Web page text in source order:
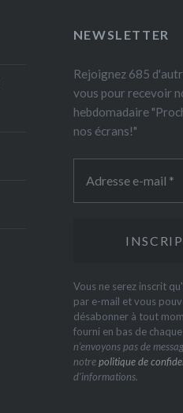
NEWSLETTER
Rejoignez 685
vous pour recevoir
hebdomadaire
nos écrans!"
Vous ne serez inscrit
par e-mail et vous
désabonner à tout
fourni en bas de
n’envoyons pas de
notrepolitique de
d’informations.